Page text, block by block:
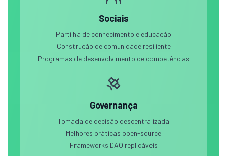
Sociais
Partilha de conhecimento e educação
Construção de comunidade resiliente
Programas de desenvolvimento de competências
Governança
Tomada de decisão descentralizada
Melhores práticas open-source
Frameworks DAO replicáveis